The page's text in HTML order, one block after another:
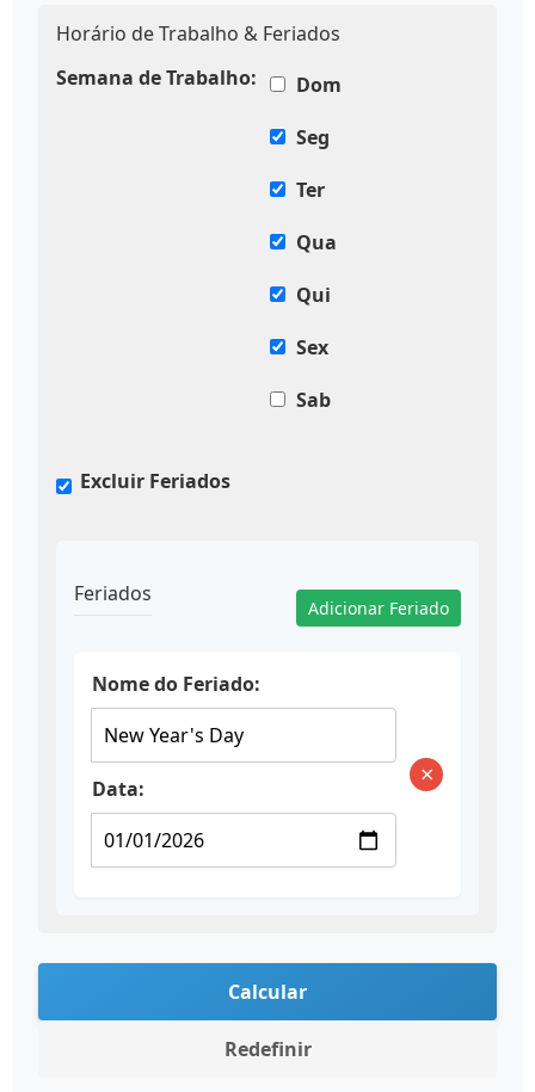
Horário de Trabalho & Feriados
Semana de Trabalho:
Dom
Seg
Ter
Qua
Qui
Sex
Sab
Excluir Feriados
Feriados
Adicionar Feriado
Nome do Feriado:
Data: ×
Calcular
Redefinir